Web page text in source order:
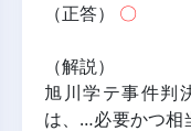
（正答） 〇
（解説）
旭川学テ事件判
は、…必要かつ相